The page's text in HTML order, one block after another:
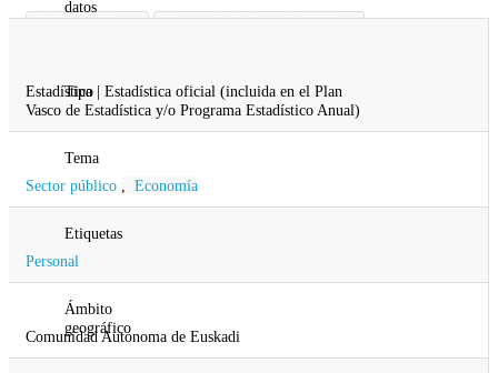
datos
Gobierno Vasco
Dirección de Función Pública
Tipo
Estadística | Estadística oficial (incluida en el Plan
Vasco de Estadística y/o Programa Estadístico Anual)
Tema
Sector público
Economía
Etiquetas
Personal
Ámbito
geográfico
Comunidad Autonoma de Euskadi